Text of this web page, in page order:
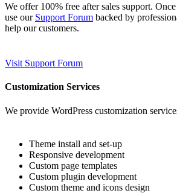
We offer 100% free after sales support.
use our Support Forum backed by
help our customers.
Visit Support Forum
Customization Services
We provide WordPress customization
Theme install and set-up
Responsive development
Custom page templates
Custom plugin development
Custom theme and icons design